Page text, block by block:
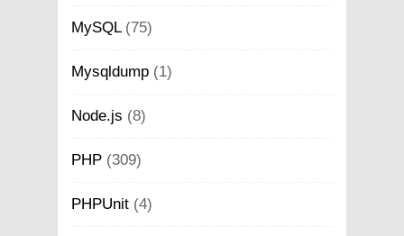
MySQL(75)
Mysqldump (1)
Node.js (8)
PHP (309)
PHPUnit (4)